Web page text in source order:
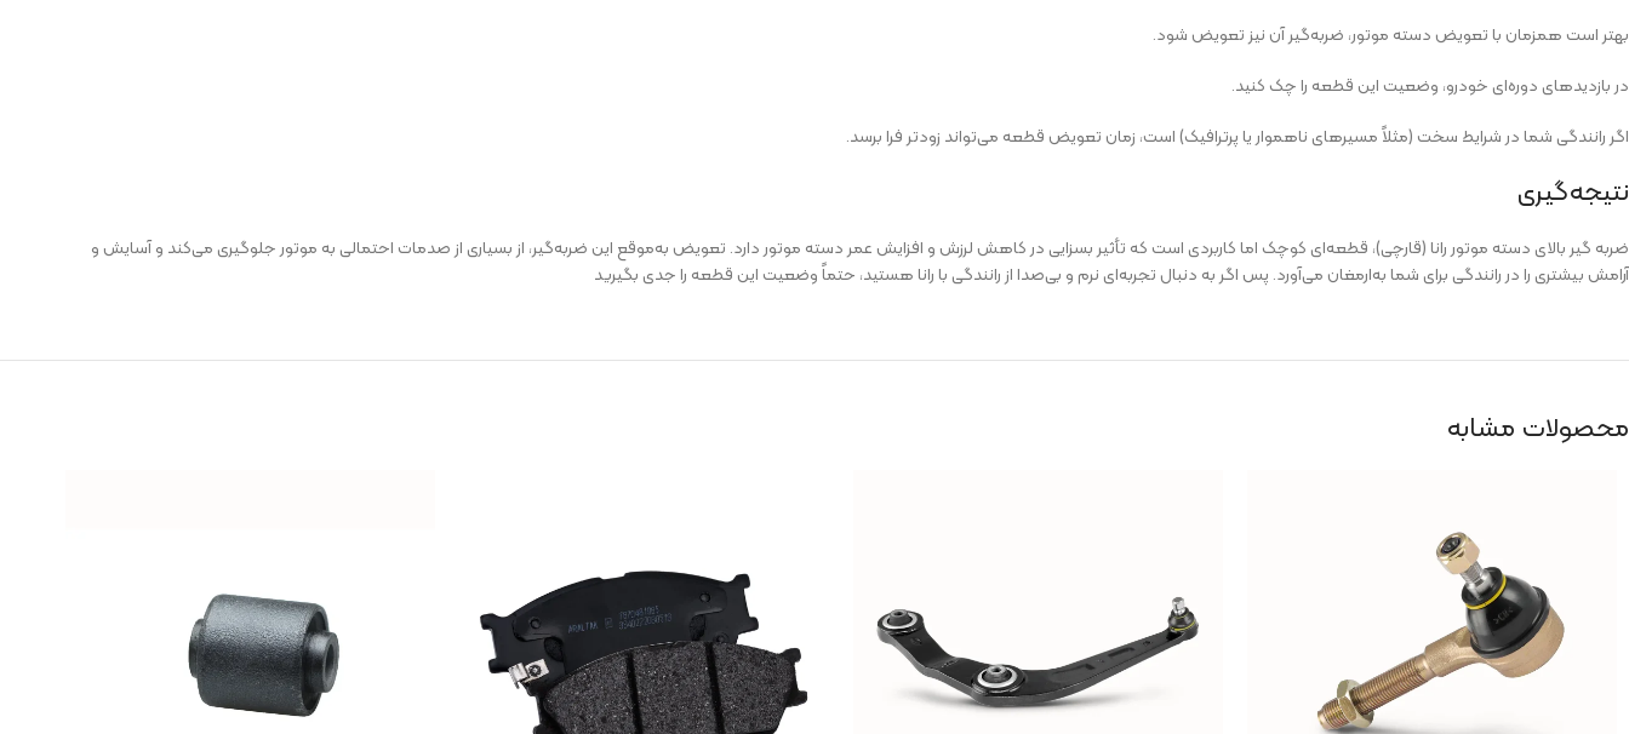
بهتر است همزمان با تعویض دسته موتور، ضربه‌گیر آن نیز تعویض شود.
در بازدیدهای دوره‌ای خودرو، وضعیت این قطعه را چک کنید.
اگر رانندگی شما در شرایط سخت (مثلاً مسیرهای ناهموار یا پرترافیک) است، زمان تعویض قطعه می‌تواند زودتر فرا برسد.
نتیجه‌گیری
ضربه گیر بالای دسته موتور رانا (قارچی)، قطعه‌ای کوچک اما کاربردی است که تأثیر بسزایی در کاهش لرزش و افزایش عمر دسته موتور دارد. تعویض به‌موقع این ضربه‌گیر، از بسیاری از صدمات احتمالی به موتور جلوگیری می‌کند و آسایش و
آرامش بیشتری را در رانندگی برای شما به‌ارمغان می‌آورد. پس اگر به دنبال تجربه‌ای نرم و بی‌صدا از رانندگی با رانا هستید، حتماً وضعیت این قطعه را جدی بگیرید
محصولات مشابه